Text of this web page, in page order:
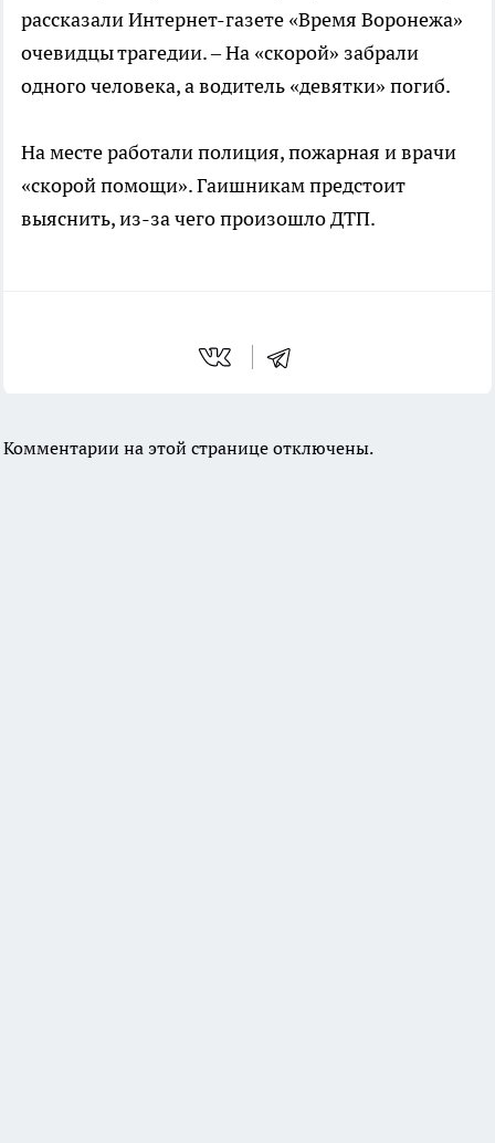
рассказали Интернет-газете «Время Воронежа»
очевидцы трагедии. – На «скорой» забрали
одного человека, а водитель «девятки» погиб.
На месте работали полиция, пожарная и врачи
«скорой помощи». Гаишникам предстоит
выяснить, из-за чего произошло ДТП.
Комментарии на этой странице отключены.